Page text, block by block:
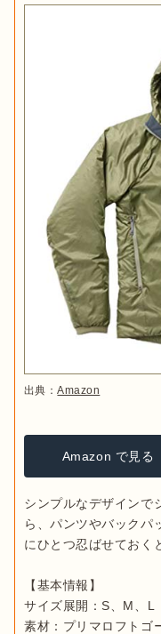
出典：Amazon
Amazon で見る
シンプルなデザインで
ら、パンツやバックパ
にひとつ忍ばせておく
【基本情報】
サイズ展開：S、M、L
素材：プリマロフトゴ